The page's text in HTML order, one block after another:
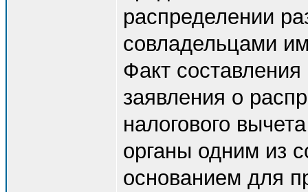
распределении
совладельцами
Факт
заявления о
налогового
органы одним из
основанием для